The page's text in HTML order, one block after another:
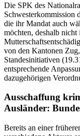
Die SPK des
Schwesterkommission
die ihr Mandat auch
möchten, deshalb
von den Kantonen
Standesinitiativen
entsprechende
dazugehörigen
Ausschaffung
Ausländer:
Bereits an einer